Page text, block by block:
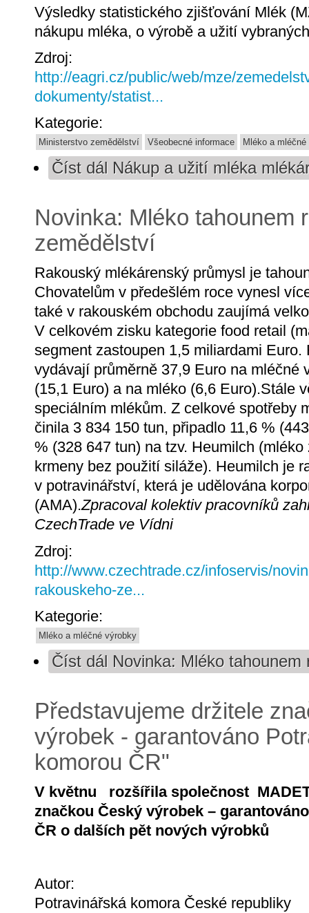
Výsledky statistického zjišťování Mlék
nákupu mléka, o výrobě a užití
Zdroj:
http://eagri.cz/public/web/mze/
dokumenty/statist...
Kategorie:
Ministerstvo zemědělství Všeobecné informace Mléko a
Číst dál Nákup a užití mléka
Novinka: Mléko tahounem
zemědělství
Rakouský mlékárenský průmysl je
Chovatelům v předešlém roce vynesl
také v rakouském obchodu zaujímá
V celkovém zisku kategorie food retail
segment zastoupen 1,5 miliardami Euro.
vydávají průměrně 37,9 Euro na mléčné
(15,1 Euro) a na mléko (6,6 Euro).Stále
speciálním mlékům. Z celkové spotřeby
činila 3 834 150 tun, připadlo 11,6 %
% (328 647 tun) na tzv. Heumilch
krmeny bez použití siláže). Heumilch je
v potravinářství, která je udělována
(AMA).Zpracoval kolektiv pracovníků
CzechTrade ve Vídni
Zdroj:
http://www.czechtrade.cz/infoservis/
rakouskeho-ze...
Kategorie:
Mléko a mléčné výrobky
Číst dál Novinka: Mléko
Představujeme držitele
výrobek - garantováno
komorou ČR"
V květnu rozšířila společnost
značkou Český výrobek –
ČR o dalších pět nových výrobků
Autor:
Potravinářská komora České republiky